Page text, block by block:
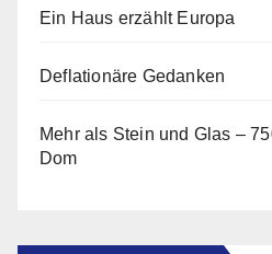
Ein Haus erzählt Europa
Deflationäre Gedanken
Mehr als Stein und Glas –
Dom